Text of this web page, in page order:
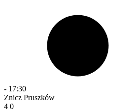
- 17:30
Znicz Pruszków
4 0